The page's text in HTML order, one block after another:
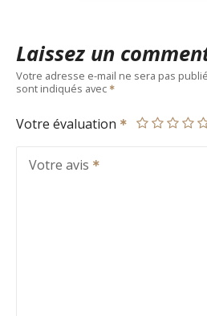
Laissez un
Votre adresse e-mail ne sera pas
sont indiqués avec
Votre évaluation
Votre avis